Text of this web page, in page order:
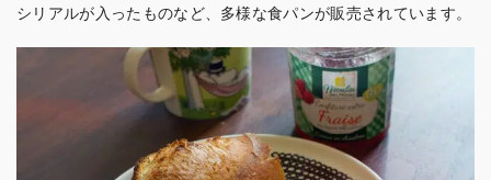
シリアルが入ったものなど、多様な食パンが販売されています。